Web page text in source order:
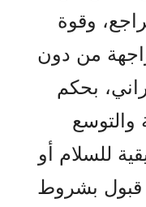
وقوة
من دون
بحكم
والتوسع
للسلام أو
قبول بشروط